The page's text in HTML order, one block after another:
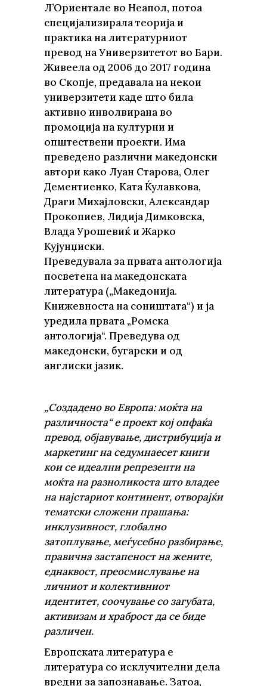
Л’Ориентале во Неапол, потоа
специјализирала теорија и
практика на литературниот
превод на Универзитетот во Бари.
Живеела од 2006 до 2017 година
во Скопје, предавала на некои
универзитети каде што била
активно инволвирана во
промоција на културни и
општествени проекти. Има
преведено различни македонски
автори како Луан Старова, Олег
Дементиенко, Ката Ќулавкова,
Драги Михајловски, Александар
Прокопиев, Лидија Димковска,
Влада Урошевиќ и Жарко
Кујунџиски.
Преведувала за првата антологија
посветена на македонската
литература („Македонија.
Книжевноста на соништата“) и ја
уредила првата „Ромска
антологија“. Преведува од
македонски, бугарски и од
англиски јазик.
„Создадено во Европа: моќта на
различноста“ е проект кој опфаќа
превод, објавување, дистрибуција и
маркетинг на седумнаесет книги
кои се идеални репрезенти на
моќта на разноликоста што владее
на најстариот континент, отворајќи
тематски сложени прашања:
инклузивност, глобално
затоплување, меѓусебно разбирање,
правична застапеност на жените,
еднаквост, преосмислување на
личниот и колективниот
идентитет, соочување со загубата,
активизам и храброст да се биде
различен.
Европската литература е
литература со исклучителни дела
вредни за запознавање. Затоа,